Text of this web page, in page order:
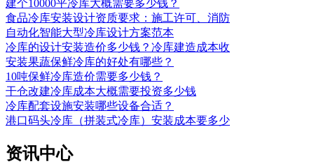
建个10000平冷库大概需要多少钱？
食品冷库安装设计资质要求：施工许可、消防
自动化智能大型冷库设计方案范本
冷库的设计安装造价多少钱？冷库建造成本收
安装果蔬保鲜冷库的好处有哪些？
10吨保鲜冷库造价需要多少钱？
干仓改建冷库成本大概需要投资多少钱
冷库配套设施安装哪些设备合适？
港口码头冷库（拼装式冷库）安装成本要多少
资讯中心